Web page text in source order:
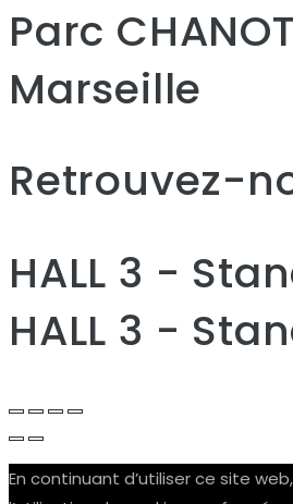
Parc
Marseille
Retrouvez-
HALL 3 -
HALL 3 -
En continuant d’utiliser ce site